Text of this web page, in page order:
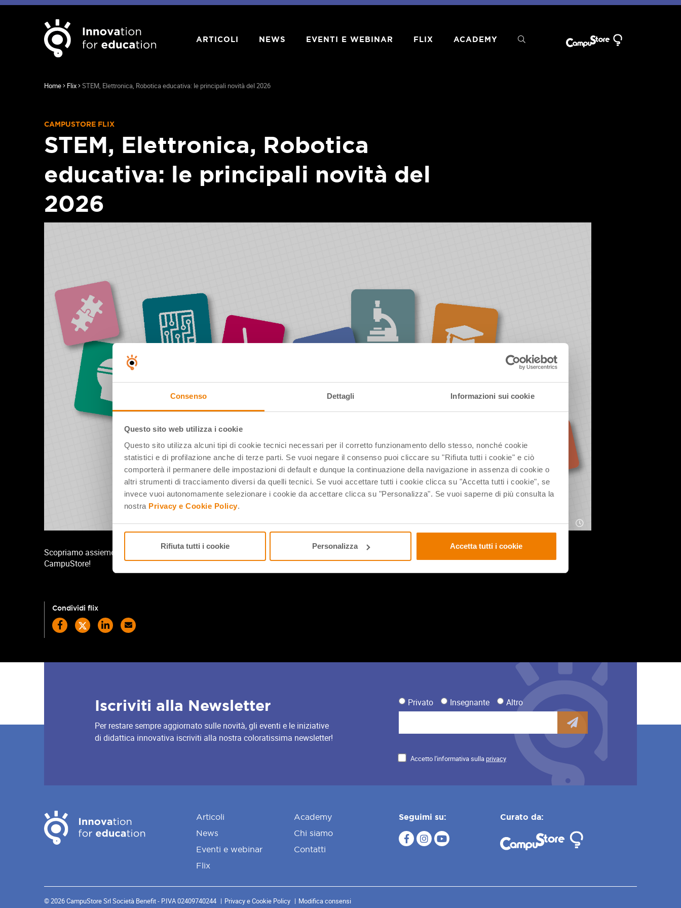
Consenso Dettagli Informazioni sui cookie
Questo sito web utilizza i cookie
Questo sito utilizza alcuni tipi di cookie tecnici necessari per il corretto funzionamento dello stesso, nonché cookie
statistici e di profilazione anche di terze parti. Se vuoi negare il consenso puoi cliccare su "Rifiuta tutti i cookie" e ciò
comporterà il permanere delle impostazioni di default e dunque la continuazione della navigazione in assenza di cookie o
altri strumenti di tracciamento diversi da quelli tecnici. Se vuoi accettare tutti i cookie clicca su "Accetta tutti i cookie", se
invece vuoi autonomamente selezionare i cookie da accettare clicca su "Personalizza". Se vuoi saperne di più consulta la
nostra Privacy e Cookie Policy.
Rifiuta tutti i cookie Personalizza Accetta tutti i cookie
ARTICOLI NEWS EVENTI E WEBINAR FLIX ACADEMY
Home Flix STEM, Elettronica, Robotica educativa: le principali novità del 2026
CAMPUSTORE FLIX
STEM, Elettronica, Robotica
educativa: le principali novità del
2026
Scopriamo assieme il capitolo STEM, elettronica e Robotica educativa del nuovo catalogo 2026 assieme al nostro team
CampuStore!
Condividi flix
Iscriviti alla Newsletter
Per restare sempre aggiornato sulle novità, gli eventi e le iniziative
di didattica innovativa iscriviti alla nostra coloratissima newsletter!
Privato Insegnante Altro
Accetto l'informativa sulla privacy
Articoli
News
Eventi e webinar
Flix
Academy
Chi siamo
Contatti
Seguimi su: Curato da:
© 2026 CampuStore Srl Società Benefit - P.IVA 02409740244 Privacy e Cookie Policy Modifica consensi